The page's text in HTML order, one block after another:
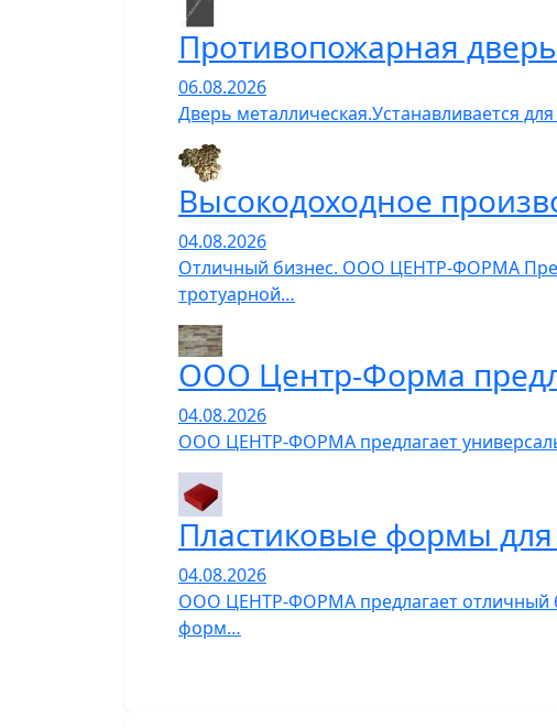
Противопожарная дверь
06.08.2026
Дверь металлическая.Устанавливается
Высокодоходное
04.08.2026
Отличный бизнес. ООО ЦЕНТР-ФОРМА
тротуарной…
ООО Центр-Форма
04.08.2026
ООО ЦЕНТР-ФОРМА предлагает
Пластиковые формы для
04.08.2026
ООО ЦЕНТР-ФОРМА предлагает отличный
форм…